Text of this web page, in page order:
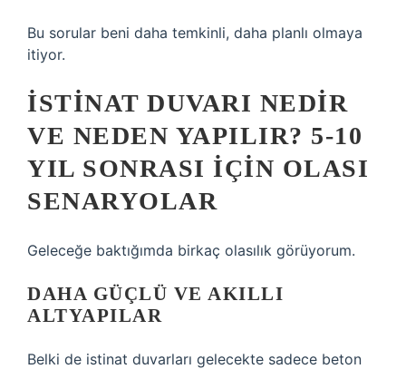
Bu sorular beni daha temkinli, daha planlı olmaya
itiyor.
İSTINAT DUVARI NEDIR
VE NEDEN YAPILIR? 5-10
YIL SONRASI IÇIN OLASI
SENARYOLAR
Geleceğe baktığımda birkaç olasılık görüyorum.
DAHA GÜÇLÜ VE AKILLI
ALTYAPILAR
Belki de istinat duvarları gelecekte sadece beton